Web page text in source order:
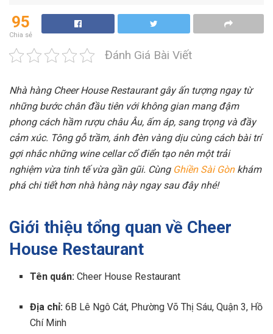
95
Chia sẻ
Đánh Giá Bài Viết
Nhà hàng Cheer House Restaurant gây ấn tượng ngay từ
những bước chân đầu tiên với không gian mang đậm
phong cách hầm rượu châu Âu, ấm áp, sang trọng và đầy
cảm xúc. Tông gỗ trầm, ánh đèn vàng dịu cùng cách bài trí
gợi nhắc những wine cellar cổ điển tạo nên một trải
nghiệm vừa tinh tế vừa gần gũi. Cùng Ghiền Sài Gònkhám
phá chi tiết hơn nhà hàng này ngay sau đây nhé!
Giới thiệu tổng quan về Cheer
House Restaurant
Tên quán:Cheer House Restaurant
Địa chỉ:6B Lê Ngô Cát, Phường Võ Thị Sáu, Quận 3, Hồ
Chí Minh